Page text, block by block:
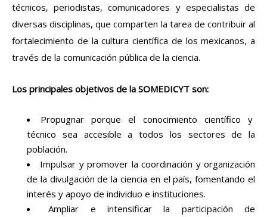
técnicos, periodistas, comunicadores y especialistas de
diversas disciplinas, que comparten la tarea de contribuir al
fortalecimiento de la cultura científica de los mexicanos, a
través de la comunicación pública de la ciencia.
Los principales objetivos de la SOMEDICYT son:
Propugnar porque el conocimiento científico y
técnico sea accesible a todos los sectores de la
población.
Impulsar y promover la coordinación y organización
de la divulgación de la ciencia en el país, fomentando el
interés y apoyo de individuo e instituciones.
Ampliar e intensificar la participación de